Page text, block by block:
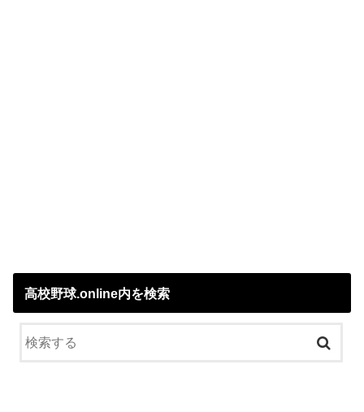
高校野球.online内を検索